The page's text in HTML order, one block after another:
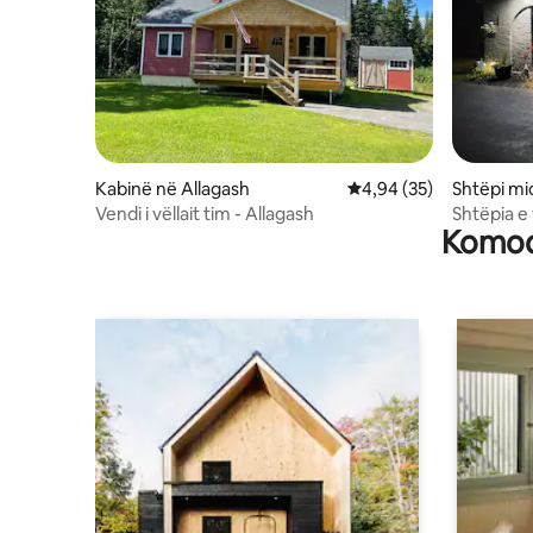
Kabinë në Allagash Vlerësimi mesatar
4,94 (35)
Vendi i vëllait tim - Allagash
Shtëpi
Shtëpia
pajisur